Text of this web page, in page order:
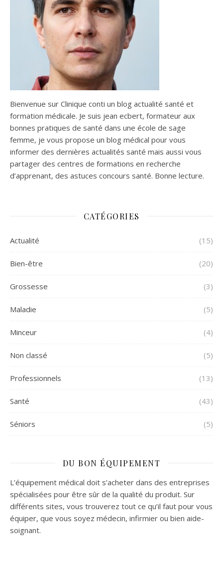
Bienvenue sur Clinique conti un blog actualité santé et
formation médicale. Je suis jean ecbert, formateur aux
bonnes pratiques de santé dans une école de sage
femme, je vous propose un blog médical pour vous
informer des dernières actualités santé mais aussi vous
partager des centres de formations en recherche
d’apprenant, des astuces concours santé. Bonne lecture.
CATÉGORIES
Actualité (15)
Bien-être (20)
Grossesse (3)
Maladie (5)
Minceur (4)
Non classé (5)
Professionnels (13)
Santé (43)
Séniors (5)
DU BON ÉQUIPEMENT
L’équipement médical doit s’acheter dans des entreprises
spécialisées pour être sûr de la qualité du produit. Sur
différents sites, vous trouverez tout ce qu’il faut pour vous
équiper, que vous soyez médecin, infirmier ou bien aide-
soignant.